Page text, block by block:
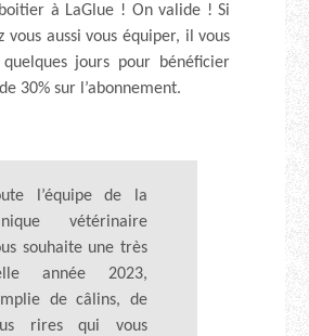
à LaGlue ! On valide ! Si
vous aussi vous équiper, il vous
jours pour bénéficier
30% sur l’abonnement.
l’équipe de la
vétérinaire
souhaite une très
année 2023,
de câlins, de
rires qui vous